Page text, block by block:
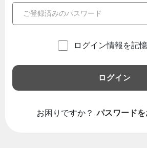
ログイン情報を記
ログイン
お困りですか？ パスワード